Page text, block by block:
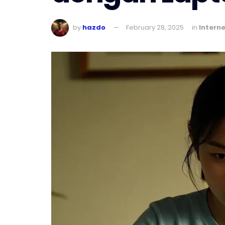
by hazdo February 28, 2025 in